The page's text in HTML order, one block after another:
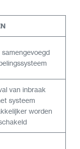
samengevoegd
van inbraak
systeem
worden